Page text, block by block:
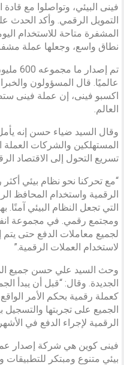
فينى البيئي، وتواصلوا مع
التمويل الرقمي. وأكد الحدث
المشفرة متاحة للاستخدام
نطاق واسع، وجعلها عملة
تم
عالميًا. قال المسؤولون
اكسبو فينى، إن عملة فينى
العالم.
وقال السيد ضياء حسن إنه
المستهلكين والشركات العملة
تسريع التحول إلى الاقتصاد
“مع تحركنا نحو نظام بيئي أكثر
الرقمية واستخدام المحافظ
التي تجعل النظام البيئي آمنًا.
ومجتمع رقمي. في مجموعة
لجميع معاملات الدفع حتى يتم
لاستخدام العملات الرقمية.”
وحث السيد علي حسن جميع
الجديدة. وقال: “قبل أن يبدأ
كعملة رقمية بحكم الأمر
الجميع على تجربتها
الرقمية لإجراء الدفع في
فينى كوين هي شركة إصدار
بيئي متنوع ومبتكر للتطبيقات